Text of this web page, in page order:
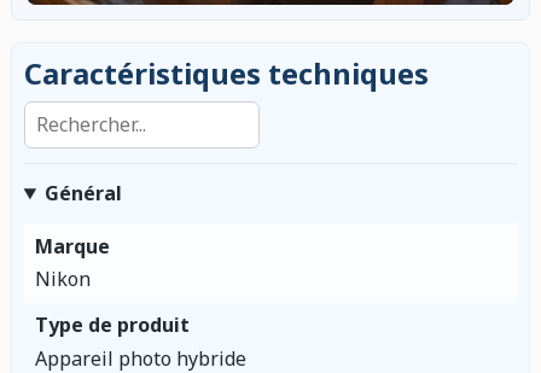
Caractéristiques techniques
Rechercher dans les caractéristiques
Général
Marque
Nikon
Type de produit
Appareil photo hybride